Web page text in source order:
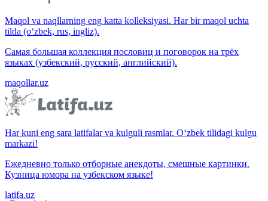
Maqol va naqllarning eng katta kolleksiyasi. Har bir maqol uchta
tilda (o‘zbek, rus, ingliz).
Самая большая коллекция пословиц и поговорок на трёх
языках (узбекский, русский, английский).
maqollar.uz
Har kuni eng sara latifalar va kulguli rasmlar. O‘zbek tilidagi kulgu
markazi!
Ежедневно только отборные анекдоты, смешные картинки.
Кузница юмора на узбекском языке!
latifa.uz